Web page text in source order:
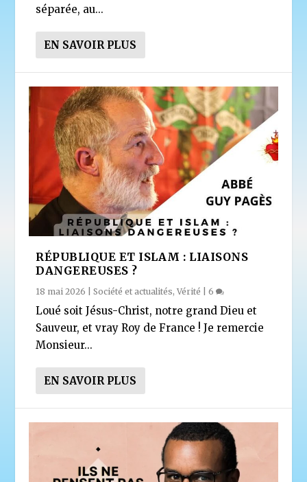
séparée, au...
EN SAVOIR PLUS
RÉPUBLIQUE ET ISLAM : LIAISONS
DANGEREUSES ?
18 mai 2026 |Société et actualités,Vérité |6
Loué soit Jésus-Christ, notre grand Dieu et
Sauveur, et vray Roy de France ! Je remercie
Monsieur...
EN SAVOIR PLUS